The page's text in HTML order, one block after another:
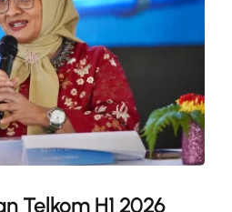
Telkom H1 2026